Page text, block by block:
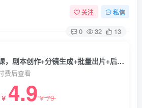
关注 私信
0 32 13
热门3D漫剧制作实战课，剧本创作+分镜生成+批量出片+后期剪辑，轻松入局流量赛道创作变现
费后查看
￥ 4.9￥79